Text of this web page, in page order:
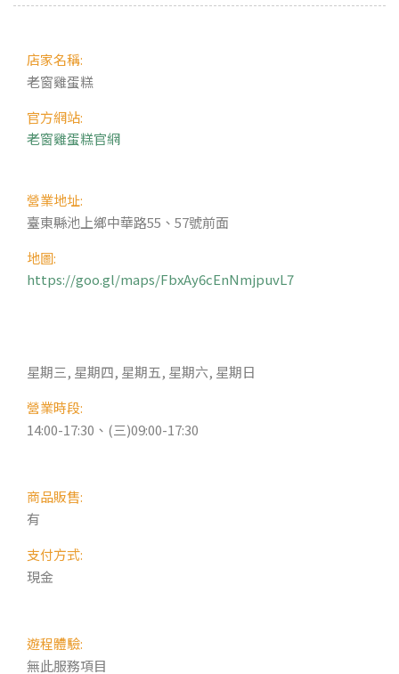
店家名稱:
老窗雞蛋糕
官方網站:
老窗雞蛋糕官網
營業地址:
臺東縣池上鄉中華路55、57號前面
地圖:
https://goo.gl/maps/FbxAy6cEnNmjpuvL7
星期三, 星期四, 星期五, 星期六, 星期日
營業時段:
14:00-17:30、(三)09:00-17:30
商品販售:
有
支付方式:
現金
遊程體驗:
無此服務項目